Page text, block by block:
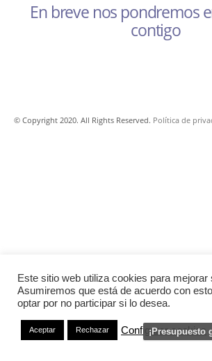
En breve nos pondremos
contigo
© Copyright 2020. All Rights Reserved. Política de
Este sitio web utiliza cookies para mejorar
Asumiremos que está de acuerdo con
optar por no participar si lo desea.
Aceptar Rechazar Configurar cookies
¡Presupuesto